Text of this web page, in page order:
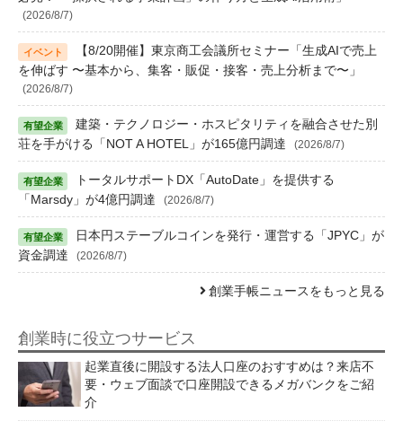
(2026/8/7)
【8/20開催】東京商工会議所セミナー「生成AIで売上
を伸ばす 〜基本から、集客・販促・接客・売上分析まで〜」
(2026/8/7)
建築・テクノロジー・ホスピタリティを融合させた別
荘を手がける「NOT A HOTEL」が165億円調達
(2026/8/7)
トータルサポートDX「AutoDate」を提供する
「Marsdy」が4億円調達
(2026/8/7)
日本円ステーブルコインを発行・運営する「JPYC」が
資金調達
(2026/8/7)
創業手帳ニュースをもっと見る
創業時に役立つサービス
起業直後に開設する法人口座のおすすめは？来店不
要・ウェブ面談で口座開設できるメガバンクをご紹
介